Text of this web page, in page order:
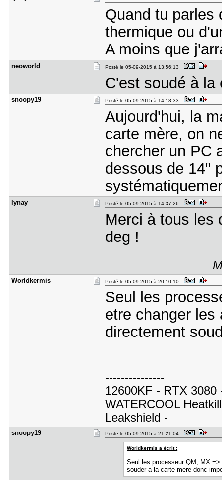
Quand tu parles
thermique ou
A moins que
neoworld Posté le 05-09-2015 à 13:56:13
C'est soudé à la
snoopy19 Posté le 05-09-2015 à 14:18:33
Aujourd'hui, la
carte mère, on
chercher un PC
dessous de 14"
lynay Posté le 05-09-2015 à 14:37:26
Merci à tous les
deg !
Worldkermi​s Posté le 05-09-2015 à 20:10:10
Seul les
etre changer les
directement
---------------
12600KF - RTX 3080
WATERCOOL
Leakshield -
snoopy19 Posté le 05-09-2015 à 21:21:04
Worldkermis a écrit :
Seul les processeur QM, MX
souder a la carte mere donc